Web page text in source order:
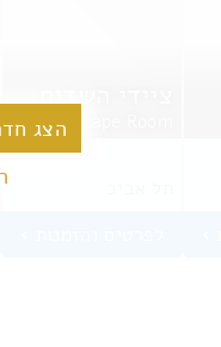
ציידי השדים
Escape Roomהצג